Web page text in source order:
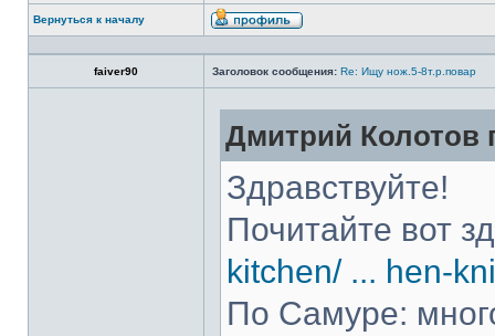
Вернуться к началу
faiver90 Заголовок сообщения: Re: Ищу нож.5-8т.р.повар
Дмитрий Колотов
Здравствуйте!
Почитайте вот
kitchen/ ... hen-
По Самуре: